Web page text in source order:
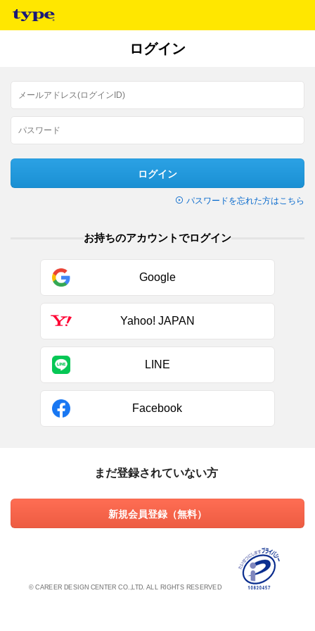
ログイン
ログイン
パスワードを忘れた方はこちら
お持ちのアカウントでログイン
Google
Yahoo! JAPAN
LINE
Facebook
まだ登録されていない方
新規会員登録（無料）
© CAREER DESIGN CENTER CO.,LTD. ALL RIGHTS RESERVED